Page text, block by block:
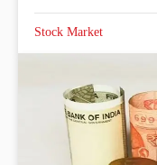
Stock Market